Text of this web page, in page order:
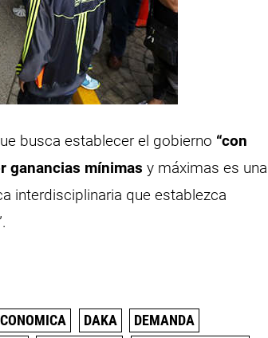
busca establecer el gobierno “con
ganancias mínimas y máximas es una
interdisciplinaria que establezca
DAKA
DEMANDA